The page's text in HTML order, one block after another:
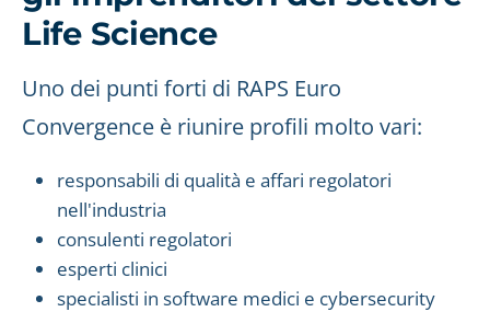
Life Science
Uno dei punti forti di RAPS Euro
Convergence è riunire profili molto vari:
responsabili di qualità e affari regolatori
nell'industria
consulenti regolatori
esperti clinici
specialisti in software medici e cybersecurity